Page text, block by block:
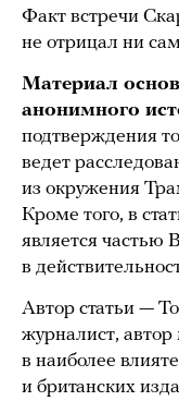
Факт встречи
не отрицал ни
Материал
анонимного
подтверждения
ведет
из окружения
Кроме того, в
является частью
в
Автор статьи —
журналист,
в наиболее
и британских